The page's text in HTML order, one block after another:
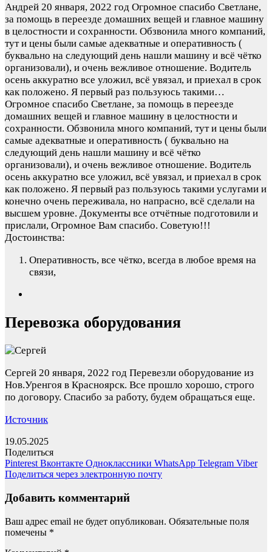
Андрей 20 января, 2022 год Огромное спасибо Светлане,
за помощь в переезде домашних вещей и главное машину
в целостности и сохранности. Обзвонила много компаний,
тут и цены были самые адекватные и оперативность (
буквально на следующий день нашли машину и всё чётко
организовали), и очень вежливое отношение. Водитель
осень аккуратно все уложил, всё увязал, и приехал в срок
как положено. Я первый раз пользуюсь такими…
Огромное спасибо Светлане, за помощь в переезде
домашних вещей и главное машину в целостности и
сохранности. Обзвонила много компаний, тут и цены были
самые адекватные и оперативность ( буквально на
следующий день нашли машину и всё чётко
организовали), и очень вежливое отношение. Водитель
осень аккуратно все уложил, всё увязал, и приехал в срок
как положено. Я первый раз пользуюсь такими услугами и
конечно очень переживала, но напрасно, всё сделали на
высшем уровне. Документы все отчётные подготовили и
прислали, Огромное Вам спасибо. Советую!!!
Достоинства:
Оперативность, все чётко, всегда в любое время на
связи,
Перевозка оборудования
Сергей 20 января, 2022 год Перевезли оборудование из
Нов.Уренгоя в Красноярск. Все прошло хорошо, строго
по договору. Спасибо за работу, будем обращаться еще.
Источник
19.05.2025
Поделиться
Pinterest Вконтакте Одноклассники WhatsApp Telegram Viber
Поделиться через электронную почту
Добавить комментарий
Ваш адрес email не будет опубликован. Обязательные поля
помечены *